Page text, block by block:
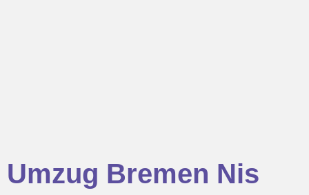
Umzug Bremen Nis